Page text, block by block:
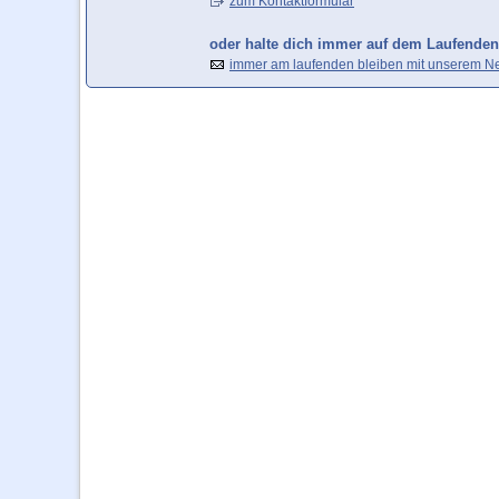
oder halte dich immer auf dem Laufenden
immer am laufenden bleiben mit unserem